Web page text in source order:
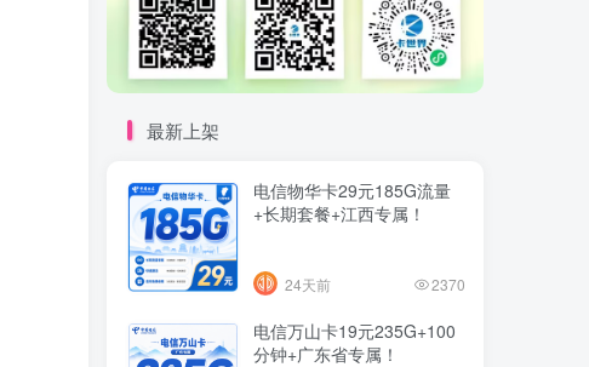
最新上架
电信物华卡29元185G流量
+长期套餐+江西专属！
24天前 2370
电信万山卡19元235G+100
分钟+广东省专属！